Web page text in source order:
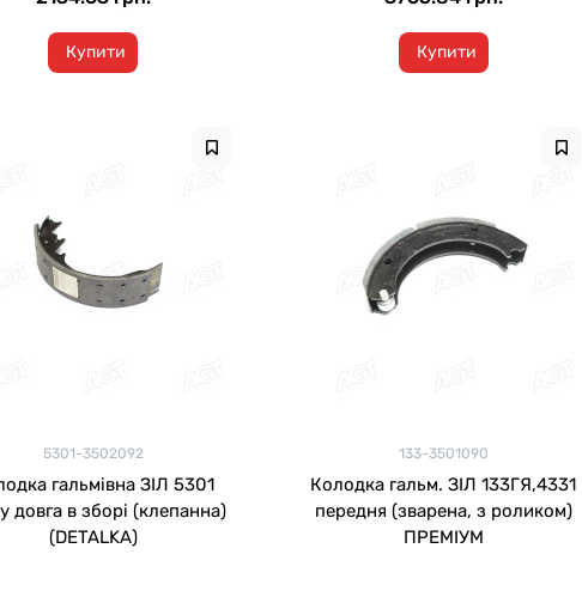
Купити Купити
5301-3502092
гальмівна ЗІЛ 5301
довга в зборі (клепанна)
(DETALKA)
133-3501090
Колодка гальм. ЗІЛ 133ГЯ,4331
передня (зварена, з роликом)
ПРЕМІУМ